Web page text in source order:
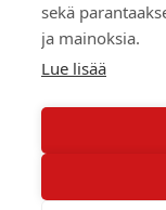
sekä
ja mainoksia.
Lue lisää
© 2026 RealMachinery